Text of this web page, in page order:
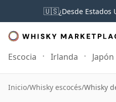
🇺🇸¿Desde Estados
Escocia Irlanda Japón
Inicio/Whisky escocés/Whisky